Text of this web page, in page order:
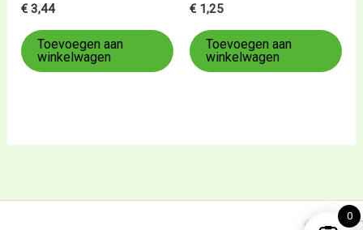
Gewaardeerd
uit
5
€ 3,44
Toevoegen aan
winkelwagen
Gewaardeerd
uit
5
€ 1,25
Toevoegen aan
winkelwagen
0